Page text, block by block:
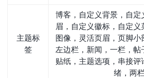
主题标
签
博客，自定义背景，自
眉，自定义徽标，自定
图像，灵活页眉，页脚小
左边栏，新闻，一栏，帖
贴纸，主题选项，串接
绪，两